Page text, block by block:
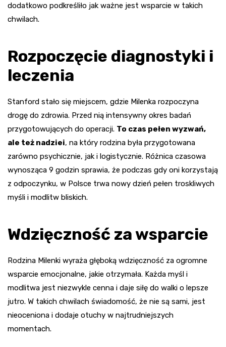
dodatkowo podkreśliło jak ważne jest wsparcie w takich
chwilach.
Rozpoczęcie diagnostyki i
leczenia
Stanford stało się miejscem, gdzie Milenka rozpoczyna
drogę do zdrowia. Przed nią intensywny okres badań
przygotowujących do operacji. To czas pełen wyzwań,
ale też nadziei, na który rodzina była przygotowana
zarówno psychicznie, jak i logistycznie. Różnica czasowa
wynosząca 9 godzin sprawia, że podczas gdy oni korzystają
z odpoczynku, w Polsce trwa nowy dzień pełen troskliwych
myśli i modlitw bliskich.
Wdzięczność za wsparcie
Rodzina Milenki wyraża głęboką wdzięczność za ogromne
wsparcie emocjonalne, jakie otrzymała. Każda myśl i
modlitwa jest niezwykle cenna i daje siłę do walki o lepsze
jutro. W takich chwilach świadomość, że nie są sami, jest
nieoceniona i dodaje otuchy w najtrudniejszych
momentach.